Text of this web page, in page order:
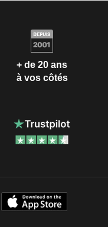
+ de 20 ans
à vos côtés